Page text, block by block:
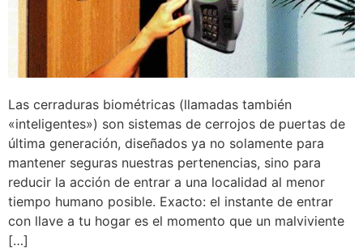
Las cerraduras biométricas (llamadas también
«inteligentes») son sistemas de cerrojos de puertas de
última generación, diseñados ya no solamente para
mantener seguras nuestras pertenencias, sino para
reducir la acción de entrar a una localidad al menor
tiempo humano posible. Exacto: el instante de entrar
con llave a tu hogar es el momento que un malviviente
[…]